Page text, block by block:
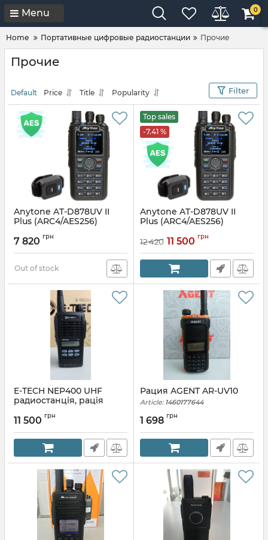
Menu 0
Home Портативные цифровые радиостанции Прочие
Прочие
Default Price Title Popularity Filter
Anytone AT-D878UV II
Plus (ARC4/AES256)
рація
7 820 грн
Out of stock
Top sales
-7.41 %
Anytone AT-D878UV II
Plus (ARC4/AES256)
рація
12 420 11 500 грн
E-TECH NEP400 UHF
радиостанція, рація
11 500 грн
Рация AGENT AR-UV10
Article:1460177644
1 698 грн